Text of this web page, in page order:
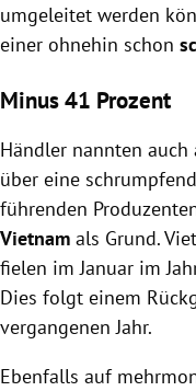
umgeleitet werden
einer ohnehin schon
Minus 41 Prozent
Händler nannten
über eine
führenden
Vietnam als Grund.
fielen im Januar im
Dies folgt einem
vergangenen Jahr.
Ebenfalls auf